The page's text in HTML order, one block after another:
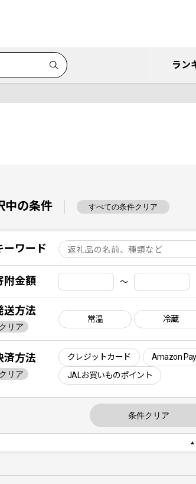
ラン
中の条件 すべての条件クリア
ーワード
附金額 〜
送方法
リア
常温 冷蔵
済方法
リア
クレジットカード Amazon Pay
JALお買いものポイント
条件クリア